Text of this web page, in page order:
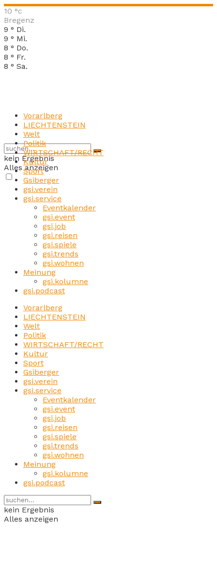
10 °c
Bregenz
9 ° Di.
9 ° Mi.
8 ° Do.
8 ° Fr.
8 ° Sa.
kein Ergebnis
Alles anzeigen
Vorarlberg
LIECHTENSTEIN
Welt
Politik
WIRTSCHAFT/RECHT
Kultur
Sport
Gsiberger
gsi.verein
gsi.service
Eventkalender
gsi.event
gsi.job
gsi.reisen
gsi.spiele
gsi.trends
gsi.wohnen
Meinung
gsi.kolumne
gsi.podcast
Vorarlberg
LIECHTENSTEIN
Welt
Politik
WIRTSCHAFT/RECHT
Kultur
Sport
Gsiberger
gsi.verein
gsi.service
Eventkalender
gsi.event
gsi.job
gsi.reisen
gsi.spiele
gsi.trends
gsi.wohnen
Meinung
gsi.kolumne
gsi.podcast
kein Ergebnis
Alles anzeigen